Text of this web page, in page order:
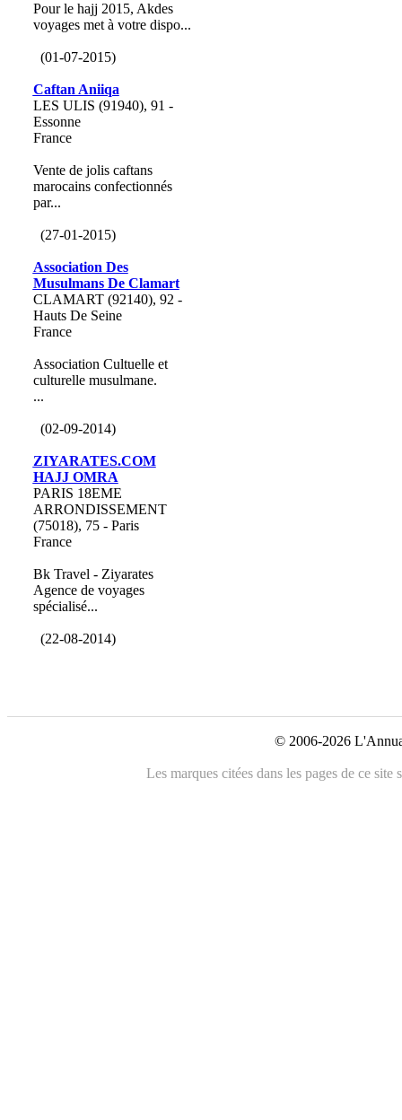
Pour le hajj 2015, Akdes
voyages met à votre dispo...
(01-07-2015)
Caftan Aniiqa
LES ULIS (91940), 91 -
Essonne
France
Vente de jolis caftans
marocains confectionnés
par...
(27-01-2015)
Association Des
Musulmans De Clamart
CLAMART (92140), 92 -
Hauts De Seine
France
Association Cultuelle et
culturelle musulmane.
...
(02-09-2014)
ZIYARATES.COM
HAJJ OMRA
PARIS 18EME
ARRONDISSEMENT
(75018), 75 - Paris
France
Bk Travel - Ziyarates
Agence de voyages
spécialisé...
(22-08-2014)
© 2006-2026
Les marques citées dans les pages de ce